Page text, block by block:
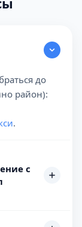
до
район):
.
с